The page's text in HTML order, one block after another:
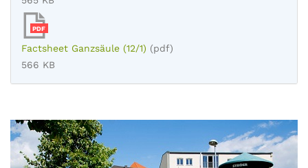
PDF
Factsheet Ganzsäule (12/1) (pdf)
566 KB